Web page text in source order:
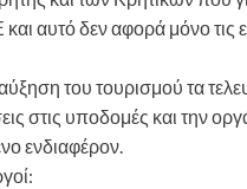
αυτό δεν αφορά μόνο
του τουρισμού τα
στις υποδομές και την
ενδιαφέρον.